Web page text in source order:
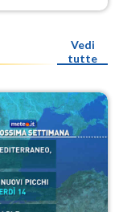
Vedi
tutte